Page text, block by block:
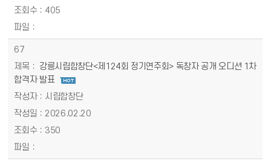
405
67
강릉시립합창단<제124회 정기연주회> 독창자 공개 오디션 1차
합격자 발표
시립합창단
2026.02.20
350